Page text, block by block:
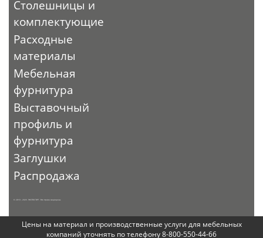
Столешницы и
комплектующие
Расходные
материалы
Мебельная
фурнитура
Выставочный
профиль и
фурнитура
Заглушки
Распродажа
© 2010 - 2026. ЭКСПО-ТОРГ. Все права защищены.
Цены на материал и производственные услуги для мебельных
компаний уточнять по телефону 8-800-550-44-66